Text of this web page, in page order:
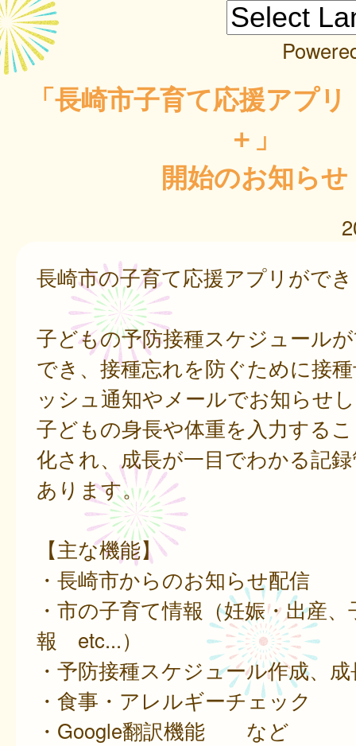
「長崎市子育て応援アプ
＋」
開始のお知らせ
長崎市の子育て応援アプリがで
子どもの予防接種スケジュール
でき、接種忘れを防ぐために接
ッシュ通知やメールでお知らせ
子どもの身長や体重を入力する
化され、成長が一目でわかる記
あります。
【主な機能】
・長崎市からのお知らせ配信
・市の子育て情報（妊娠・出産
報 etc...）
・予防接種スケジュール作成、
・食事・アレルギーチェック
・Google翻訳機能 など